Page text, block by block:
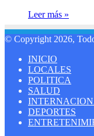
Leer más »
© Copyright 2026,
INICIO
LOCALES
POLITICA
SALUD
DEPORTES